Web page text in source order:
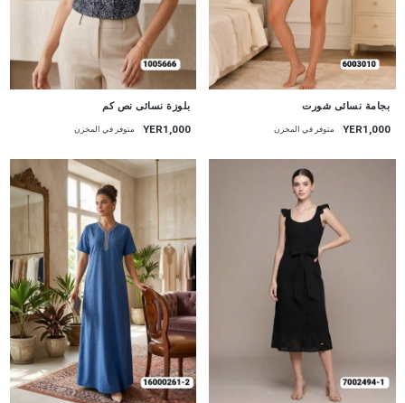
بجامة نسائى شورت
YER1,000 متوفر في المخزن
بلوزة نسائى نص كم
YER1,000 متوفر في المخزن